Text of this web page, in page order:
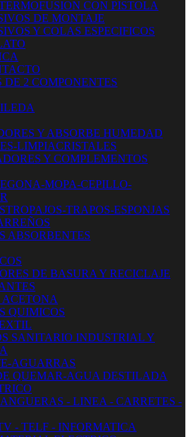
CON PISTOLA
DE MONTAJE
Y COLAS ESPECIFICOS
DE 2 COMPONENTES
Y ABSORBE HUMEDAD
LIMPIACRISTALES
Y COMPLEMENTOS
MOPA-CEPILLO-
TRAPOS-ESPONJAS
ABSORBENTES
DE BASURA Y RECICLAJE
QUIMICOS
SANITARIO INDUSTRIAL Y
AGUARRAS
QUEMAR-AGUA DESTILADA
- LINEA - CARRETES -
- TELF - INFORMATICA